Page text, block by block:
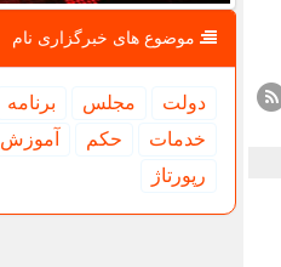
موضوع های خبرگزاری نام
دولت مجلس برنامه
خدمات
حكم
آموزش
رپورتاژ